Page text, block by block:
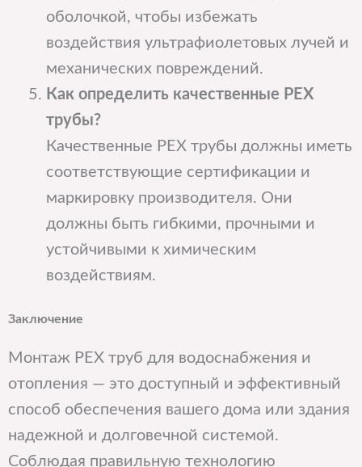
оболочкой, чтобы избежать
воздействия ультрафиолетовых лучей и
механических повреждений.
Как определить качественные PEX
трубы?
Качественные PEX трубы должны иметь
соответствующие сертификации и
маркировку производителя. Они
должны быть гибкими, прочными и
устойчивыми к химическим
воздействиям.
Заключение
Монтаж PEX труб для водоснабжения и
отопления — это доступный и эффективный
способ обеспечения вашего дома или здания
надежной и долговечной системой.
Соблюдая правильную технологию